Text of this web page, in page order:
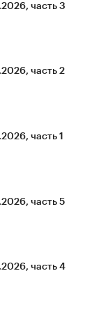
часть 3
часть 2
часть 1
часть 5
часть 4